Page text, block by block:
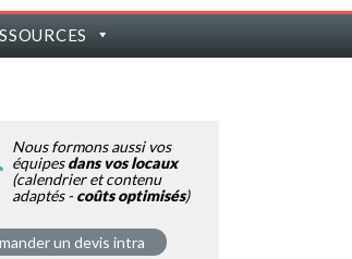
Nous formons aussi vos
équipesdans vos locaux
(calendrier et contenu
adaptés -coûts optimisés)
un devis intra